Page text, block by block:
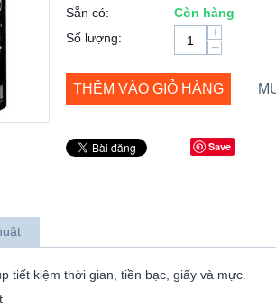
Sẵn có:
Còn hàng
Số lượng:
+
−
THÊM VÀO GIỎ HÀNG
Save
tiết kiệm thời gian, tiền bạc, giấy và mực.